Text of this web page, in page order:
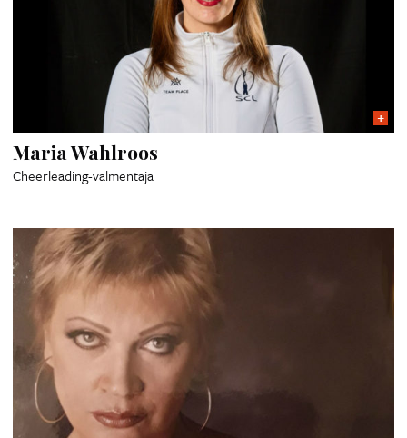
Maria Wahlroos
Cheerleading-valmentaja